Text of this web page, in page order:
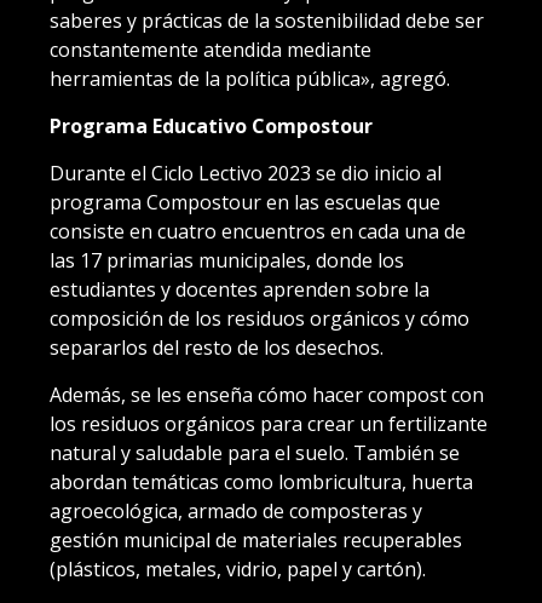
saberes y prácticas de la sostenibilidad debe ser
constantemente atendida mediante
herramientas de la política pública», agregó.
Programa Educativo Compostour
Durante el Ciclo Lectivo 2023 se dio inicio al
programa Compostour en las escuelas que
consiste en cuatro encuentros en cada una de
las 17 primarias municipales, donde los
estudiantes y docentes aprenden sobre la
composición de los residuos orgánicos y cómo
separarlos del resto de los desechos.
Además, se les enseña cómo hacer compost con
los residuos orgánicos para crear un fertilizante
natural y saludable para el suelo. También se
abordan temáticas como lombricultura, huerta
agroecológica, armado de composteras y
gestión municipal de materiales recuperables
(plásticos, metales, vidrio, papel y cartón).